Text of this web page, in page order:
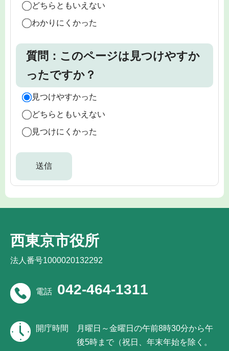
どちらともいえない
わかりにくかった
質問：このページは見つけやすか
ったですか？
見つけやすかった
どちらともいえない
見つけにくかった
西東京市役所
法人番号1000020132292
電話 042-464-1311
開庁時間
月曜日～金曜日の午前8時30分から午
後5時まで（祝日、年末年始を除く。